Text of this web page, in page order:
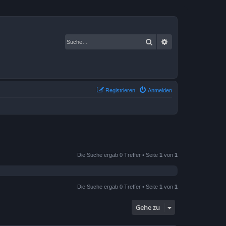
Suche
Anmelden
Registrieren
Die Suche ergab 0 Treffer • Seite 1 von 1
Die Suche ergab 0 Treffer • Seite 1 von 1
Gehe zu